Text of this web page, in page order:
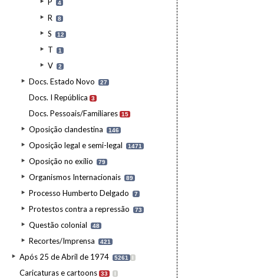
4
R 8
S 12
T 1
V 2
Docs. Estado Novo 27
Docs. I República 3
Docs. Pessoais/Familiares 15
Oposição clandestina 146
Oposição legal e semi-legal 1471
Oposição no exílio 79
Organismos Internacionais 89
Processo Humberto Delgado 7
Protestos contra a repressão 73
Questão colonial 48
Recortes/Imprensa 421
Após 25 de Abril de 1974 5261 I
Caricaturas e cartoons 33 I